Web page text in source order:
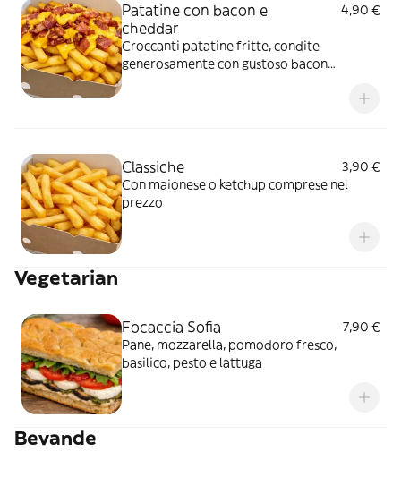
Patatine con bacon e
cheddar
4,90 €
Croccanti patatine fritte, condite
generosamente con gustoso bacon
Classiche
3,90 €
Con maionese o ketchup comprese nel
prezzo
Vegetarian
Focaccia Sofia
7,90 €
Pane, mozzarella, pomodoro fresco,
basilico, pesto e lattuga
Bevande